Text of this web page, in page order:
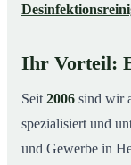
Ihr Vorteil:
Seit2006 sind wir
spezialisiert und
und Gewerbe in